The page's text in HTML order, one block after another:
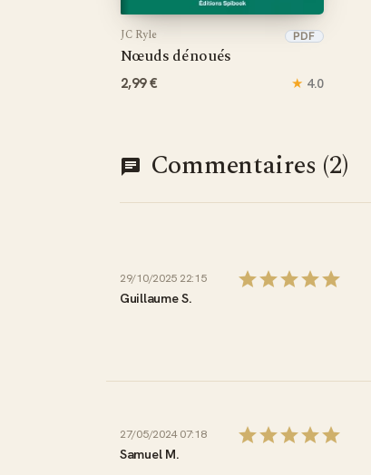
JC Ryle
Nœuds dénoués
PDF
2,99 € ★ 4.0
Commentaires (2)
29/10/2025 22:15
Guillaume S.
27/05/2024 07:18
Samuel M.